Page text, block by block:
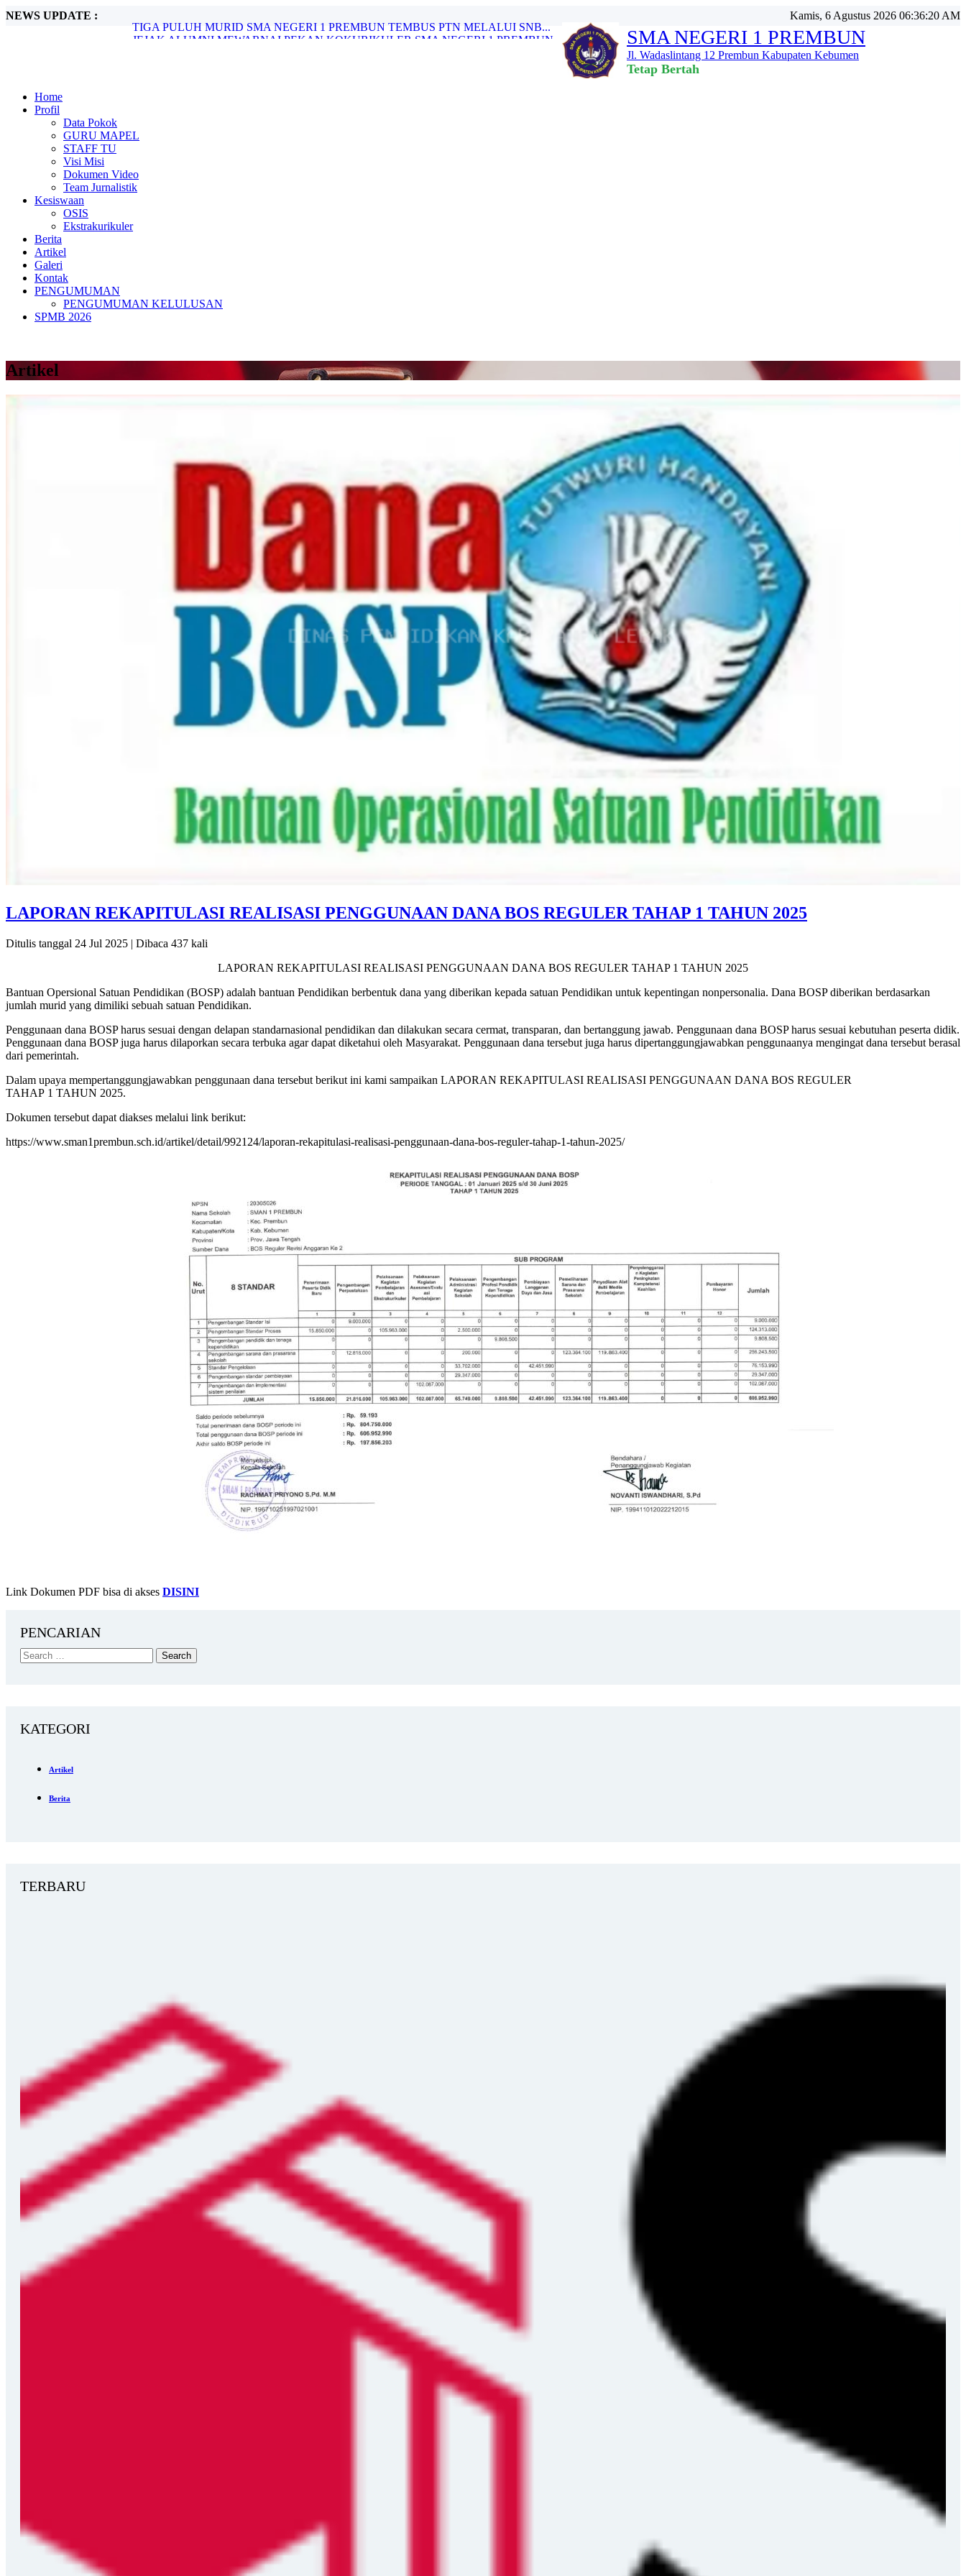
NEWS UPDATE :
JEJAK ALUMNI MEWARNAI PEKAN KOKURIKULER SMA NEGERI 1 PREMBUN...
HARI ANAK NASIONAL KE-41: “PERTEMUAN PAGI CERIA” SMA NEG...
PELEPASAN DAN PENYERAHAN KEMBALI MURID KELAS XII SMA NEGERI ...
Kamis, 6 Agustus 2026 06:36:22 AM
SMA NEGERI 1 PREMBUN
Jl. Wadaslintang 12 Prembun Kabupaten Kebumen
Tetap Bertahan 💪
Home
Profil
Data Pokok
GURU MAPEL
STAFF TU
Visi Misi
Dokumen Video
Team Jurnalistik
Kesiswaan
OSIS
Ekstrakurikuler
Berita
Artikel
Galeri
Kontak
PENGUMUMAN
PENGUMUMAN KELULUSAN
SPMB 2026
Artikel
LAPORAN REKAPITULASI REALISASI PENGGUNAAN DANA BOS REGULER TAHAP 1 TAHUN 2025
Ditulis tanggal 24 Jul 2025 | Dibaca 437 kali
LAPORAN REKAPITULASI REALISASI PENGGUNAAN DANA BOS REGULER TAHAP 1 TAHUN 2025
Bantuan Opersional Satuan Pendidikan (BOSP) adalah bantuan Pendidikan berbentuk dana yang diberikan kepada satuan Pendidikan untuk kepentingan nonpersonalia. Dana BOSP diberikan berdasarkan
jumlah murid yang dimiliki sebuah satuan Pendidikan.
Penggunaan dana BOSP harus sesuai dengan delapan standarnasional pendidikan dan dilakukan secara cermat, transparan, dan bertanggung jawab. Penggunaan dana BOSP harus sesuai kebutuhan peserta didik.
Penggunaan dana BOSP juga harus dilaporkan secara terbuka agar dapat diketahui oleh Masyarakat. Penggunaan dana tersebut juga harus dipertanggungjawabkan penggunaanya mengingat dana tersebut berasal
dari pemerintah.
Dalam upaya mempertanggungjawabkan penggunaan dana tersebut berikut ini kami sampaikan LAPORAN REKAPITULASI REALISASI PENGGUNAAN DANA BOS REGULER
TAHAP 1 TAHUN 2025.
Dokumen tersebut dapat diakses melalui link berikut:
https://www.sman1prembun.sch.id/artikel/detail/992124/laporan-rekapitulasi-realisasi-penggunaan-dana-bos-reguler-tahap-1-tahun-2025/
Link Dokumen PDF bisa di akses DISINI
PENCARIAN
KATEGORI
Artikel
Berita
TERBARU